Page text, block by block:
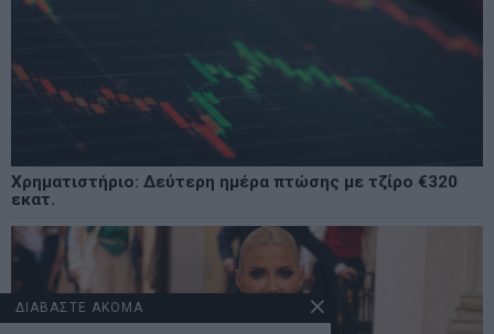
Χρηματιστήριο: Δεύτερη ημέρα πτώσης με τζίρο €320
εκατ.
ΔΙΑΒΑΣΤΕ ΑΚΟΜΑ